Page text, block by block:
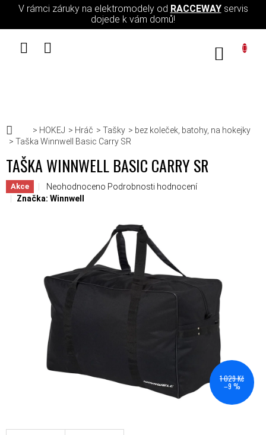
Přejít na obsah
V rámci záruky na elektromodely od RACCEWAYservis
dojede k vám domů!
Domů
HOKEJ Hráč Tašky
bez koleček, batohy, na hokejky
Taška Winnwell Basic Carry SR
TAŠKA WINNWELL BASIC CARRY SR
Akce Průměrné hodnocení produktu je 0,0 z 5 hvězdiček.
Neohodnoceno Podrobnosti hodnocení
Značka: Winnwell
1 029 Kč
–9 %